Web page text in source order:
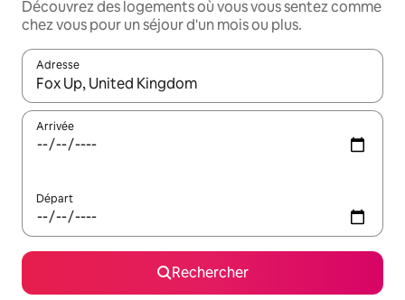
Découvrez des logements où vous vous sentez comme
chez vous pour un séjour d'un mois ou plus.
Adresse
Lorsque les résultats s'affichent, utilisez les flèches vers le
Arrivée
Départ
Rechercher